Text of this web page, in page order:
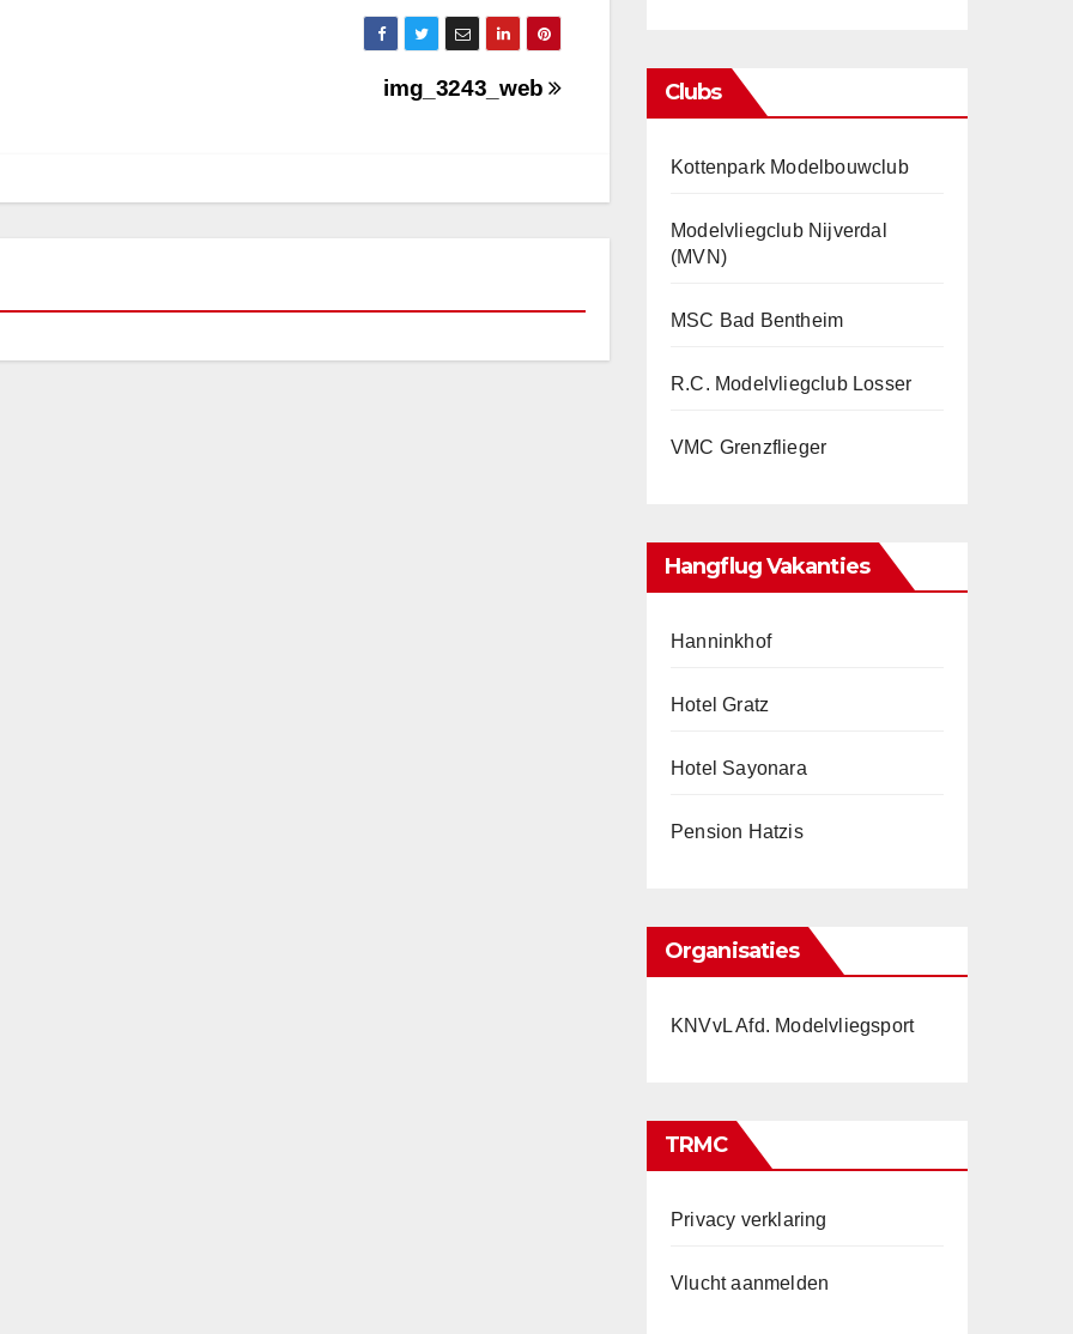
img_3243_web Clubs
Kottenpark Modelbouwclub
Modelvliegclub Nijverdal
(MVN)
MSC Bad Bentheim
R.C. Modelvliegclub Losser
VMC Grenzflieger
Hangflug Vakanties
Hanninkhof
Hotel Gratz
Hotel Sayonara
Pension Hatzis
Organisaties
KNVvL Afd. Modelvliegsport
TRMC
Privacy verklaring
Vlucht aanmelden